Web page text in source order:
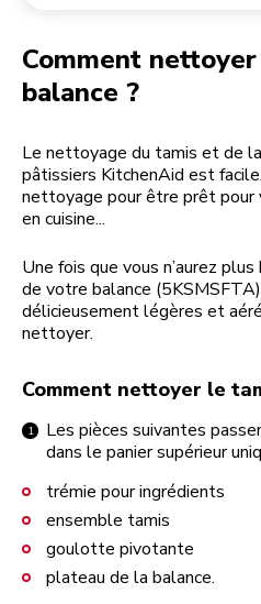
Comment
balance ?
Le nettoyage du tamis et de
pâtissiers KitchenAid est
nettoyage pour être prêt pour
en cuisine...
Une fois que vous n’aurez
de votre balance
délicieusement légères et
nettoyer.
Comment nettoyer le
Les pièces suivantes
dans le panier supérieur
trémie pour ingrédients
ensemble tamis
goulotte pivotante
plateau de la balance.